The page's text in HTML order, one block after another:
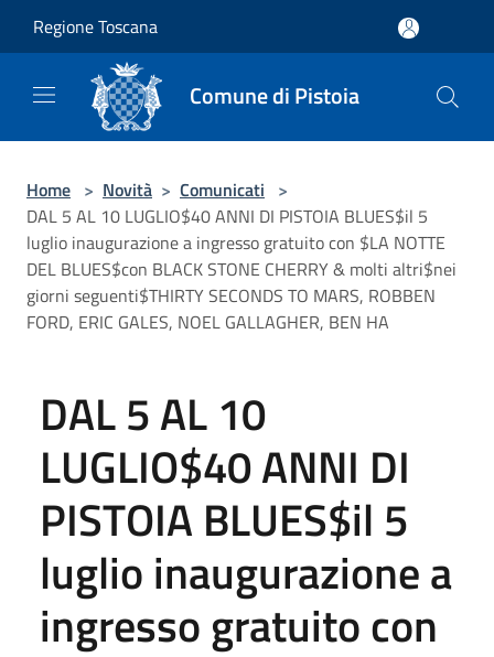
Regione Toscana
Comune di Pistoia
Home > Novità > Comunicati >
DAL 5 AL 10 LUGLIO$40 ANNI DI PISTOIA BLUES$il 5
luglio inaugurazione a ingresso gratuito con $LA NOTTE
DEL BLUES$con BLACK STONE CHERRY & molti altri$nei
giorni seguenti$THIRTY SECONDS TO MARS, ROBBEN
FORD, ERIC GALES, NOEL GALLAGHER, BEN HA
DAL 5 AL 10
LUGLIO$40 ANNI DI
PISTOIA BLUES$il 5
luglio inaugurazione a
ingresso gratuito con